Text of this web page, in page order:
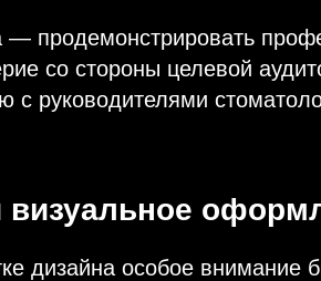
— продемонстрировать
со стороны целевой
с руководителями
визуальное
дизайна особое внимание